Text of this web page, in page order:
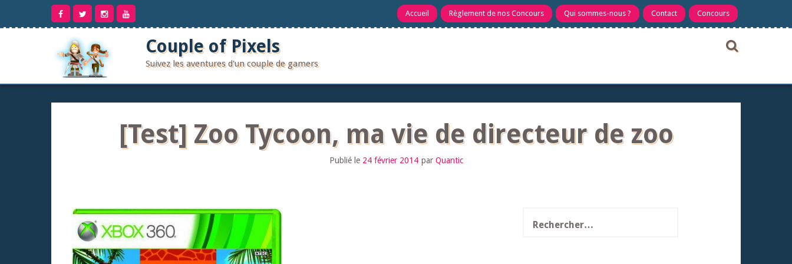
contenu
Accueil Règlement de nos Concours Qui sommes-nous ? Contact Concours
Couple of Pixels
Suivez les aventures d'un couple de gamers
[Test] Zoo Tycoon, ma vie de directeur de zoo
Publié le 24 février 2014 par Quantic